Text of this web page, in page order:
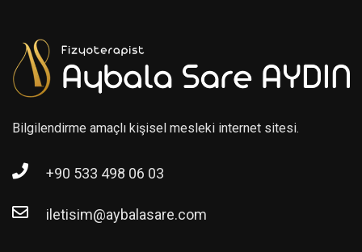
Bilgilendirme amaçlı kişisel mesleki internet sitesi.
+90 533 498 06 03
iletisim@aybalasare.com